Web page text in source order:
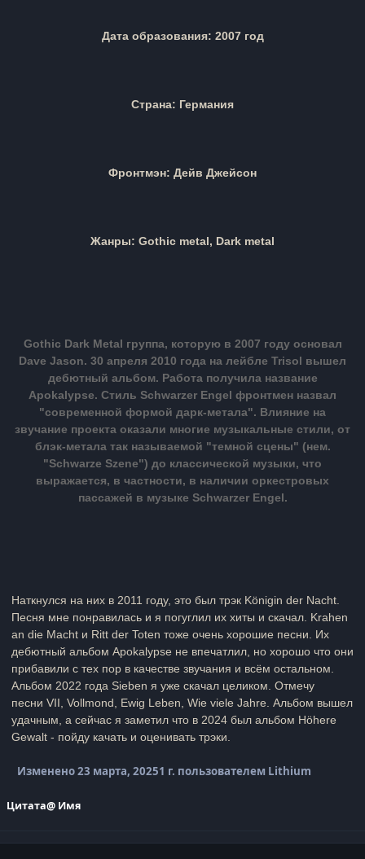
Дата образования: 2007 год
Страна: Германия
Фронтмэн: Дейв Джейсон
Жанры: Gothic metal, Dark metal
Gothic Dark Metal группа, которую в 2007 году основал
Dave Jason. 30 апреля 2010 года на лейбле Trisol вышел
дебютный альбом. Работа получила название
Apokalypse. Стиль Schwarzer Engel фронтмен назвал
"современной формой дарк-метала". Влияние на
звучание проекта оказали многие музыкальные стили, от
блэк-метала так называемой "темной сцены" (нем.
"Schwarze Szene") до классической музыки, что
выражается, в частности, в наличии оркестровых
пассажей в музыке Schwarzer Engel.
Наткнулся на них в 2011 году, это был трэк Königin der Nacht.
Песня мне понравилась и я погуглил их хиты и скачал. Krahen
an die Macht и Ritt der Toten тоже очень хорошие песни. Их
дебютный альбом Apokalypse не впечатлил, но хорошо что они
прибавили с тех пор в качестве звучания и всём остальном.
Альбом 2022 года Sieben я уже скачал целиком. Отмечу
песни VII, Vollmond, Ewig Leben, Wie viele Jahre. Альбом вышел
удачным, а сейчас я заметил что в 2024 был альбом Höhere
Gewalt - пойду качать и оценивать трэки.
Изменено23 марта, 20251 г. пользователем Lithium
Цитата@ Имя